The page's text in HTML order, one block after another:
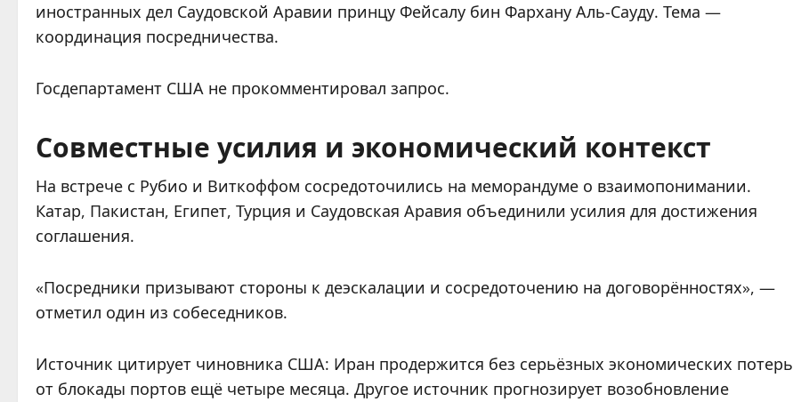
иностранных дел Саудовской Аравии принцу Фейсалу бин Фархану Аль-Сауду. Тема —
координация посредничества.
Госдепартамент США не прокомментировал запрос.
Совместные усилия и экономический контекст
На встрече с Рубио и Виткоффом сосредоточились на меморандуме о взаимопонимании.
Катар, Пакистан, Египет, Турция и Саудовская Аравия объединили усилия для достижения
соглашения.
«Посредники призывают стороны к деэскалации и сосредоточению на договорённостях», —
отметил один из собеседников.
Источник цитирует чиновника США: Иран продержится без серьёзных экономических потерь
от блокады портов ещё четыре месяца. Другое источник прогнозирует возобновление